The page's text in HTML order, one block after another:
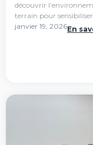
découvrir
terrain pour
janvier 19, 2026En